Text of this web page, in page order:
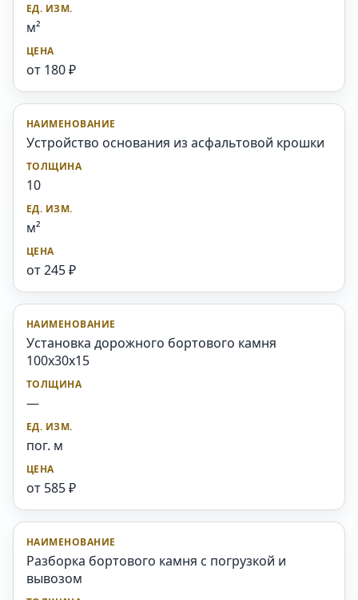
м²
от 180 ₽
Устройство основания из асфальтовой крошки
10
м²
от 245 ₽
Установка дорожного бортового камня
100x30x15
—
пог. м
от 585 ₽
Разборка бортового камня с погрузкой и
вывозом